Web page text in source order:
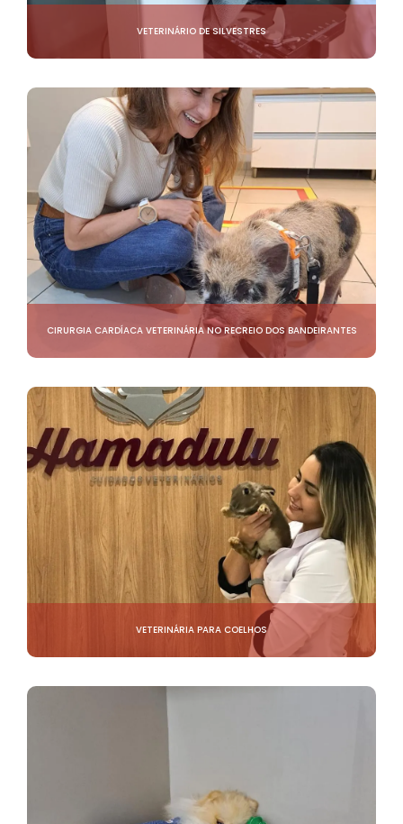
VETERINÁRIO DE SILVESTRES
CIRURGIA CARDÍACA VETERINÁRIA NO RECREIO DOS BANDEIRANTES
VETERINÁRIA PARA COELHOS